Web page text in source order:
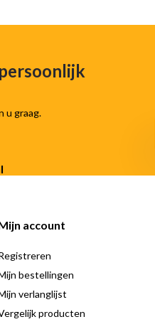
u graag.
account
bestellingen
verlanglijst
producten